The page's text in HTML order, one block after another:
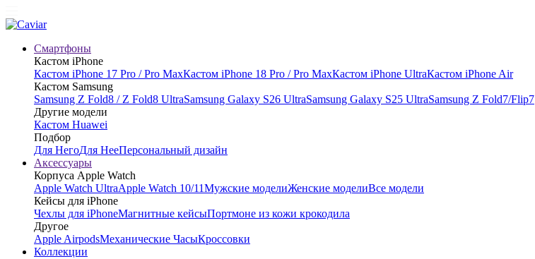
Смартфоны
Кастом iPhone
Кастом iPhone 17 Pro / Pro MaxКастом iPhone 18 Pro / Pro MaxКастом iPhone UltraКастом iPhone Air
Кастом Samsung
Samsung Z Fold8 / Z Fold8 UltraSamsung Galaxy S26 UltraSamsung Galaxy S25 UltraSamsung Z Fold7/Flip7
Другие модели
Кастом Huawei
Подбор
Для НегоДля НееПерсональный дизайн
Аксессуары
Корпуса Apple Watch
Apple Watch UltraApple Watch 10/11Мужские моделиЖенские моделиВсе модели
Кейсы для iPhone
Чехлы для iPhoneМагнитные кейсыПортмоне из кожи крокодила
Другое
Apple AirpodsМеханические ЧасыКроссовки
Коллекции